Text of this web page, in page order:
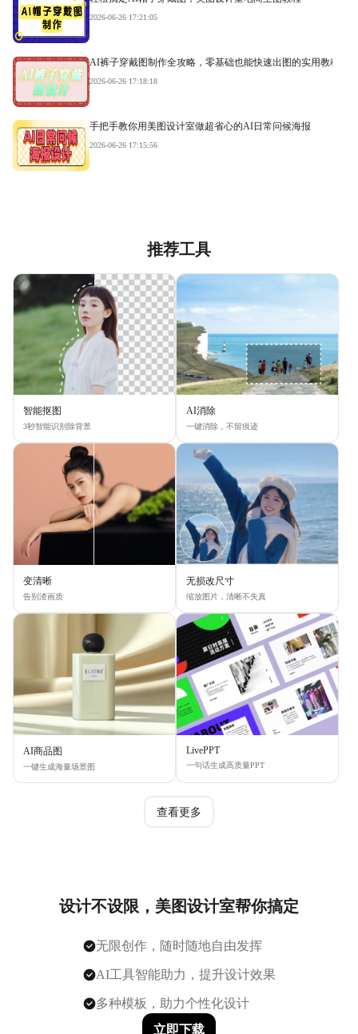
2026-06-26 17:21:05
AI裤子穿戴图制作全攻略，零基础也能快速出图的实用教程
2026-06-26 17:18:18
手把手教你用美图设计室做超省心的AI日常问候海报
2026-06-26 17:15:56
推荐工具
智能抠图
3秒智能识别除背景
AI消除
一键消除，不留痕迹
变清晰
告别渣画质
无损改尺寸
缩放图片，清晰不失真
AI商品图
一键生成海量场景图
LivePPT
一句话生成高质量PPT
查看更多
设计不设限，美图设计室帮你搞定
无限创作，随时随地自由发挥
AI工具智能助力，提升设计效果
多种模板，助力个性化设计
立即下载